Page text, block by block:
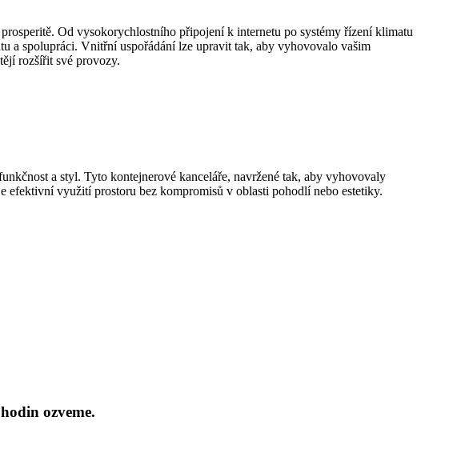
Od vysokorychlostního připojení k internetu po systémy řízení klimatu
a spolupráci. Vnitřní uspořádání lze upravit tak, aby vyhovovalo vašim
rozšířit své provozy.
a styl. Tyto kontejnerové kanceláře, navržené tak, aby vyhovovaly
efektivní využití prostoru bez kompromisů v oblasti pohodlí nebo estetiky.
ozveme.